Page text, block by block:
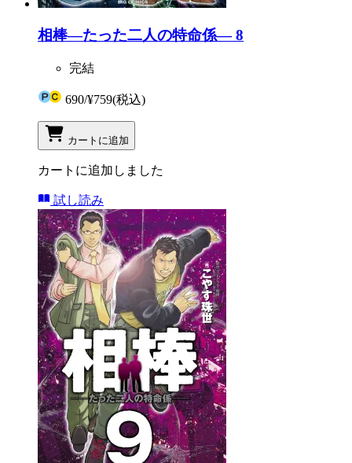
相棒―たった二人の特命係― 8
完結
690/¥759(税込)
カートに追加
カートに追加しました
試し読み